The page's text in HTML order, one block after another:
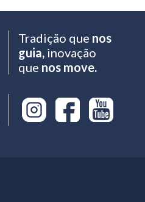
Tradição que nos
guia,inovação
que nos move.